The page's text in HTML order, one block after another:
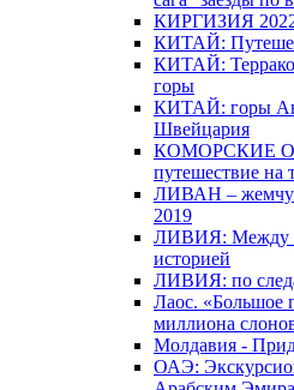
КИРГИЗИЯ
КИТАЙ:
КИТАЙ:
горы
КИТАЙ: горы
Швейцария
КОМОРСКИЕ
путешествие на
ЛИВАН –
2019
ЛИВИЯ: Между
историей
ЛИВИЯ: по
Лаос. «Большое
миллиона
Молдавия -
ОАЭ: